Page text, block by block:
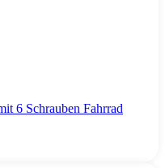
6 Schrauben Fahrrad